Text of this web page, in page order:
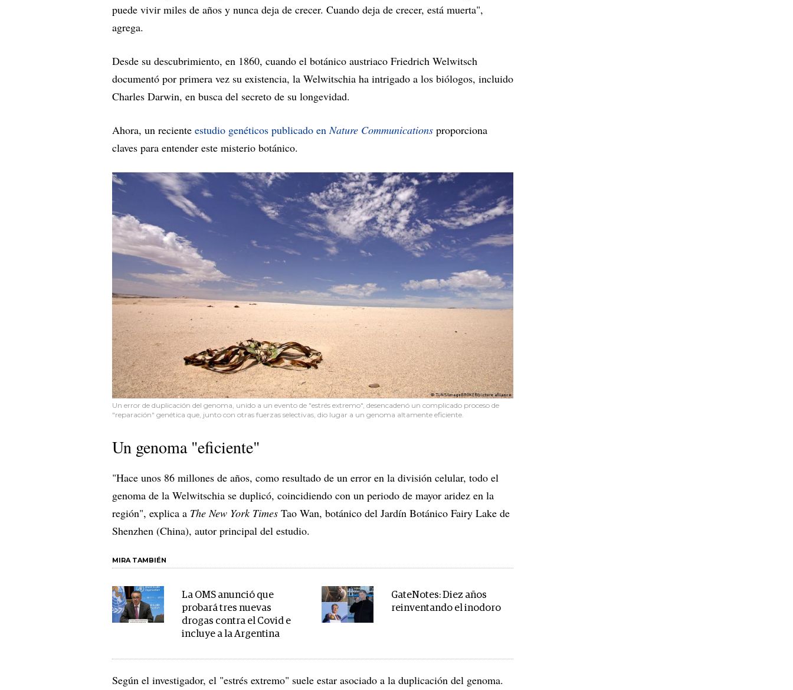
puede vivir miles de años y nunca deja de crecer. Cuando deja de crecer, está muerta",
agrega.
Desde su descubrimiento, en 1860, cuando el botánico austriaco Friedrich Welwitsch
documentó por primera vez su existencia, la Welwitschia ha intrigado a los biólogos, incluido
Charles Darwin, en busca del secreto de su longevidad.
Ahora, un reciente estudio genéticos publicado enNature Communications proporciona
claves para entender este misterio botánico.
Un error de duplicación del genoma, unido a un evento de "estrés extremo", desencadenó un complicado proceso de
"reparación" genética que, junto con otras fuerzas selectivas, dio lugar a un genoma altamente eficiente.
Un genoma "eficiente"
"Hace unos 86 millones de años, como resultado de un error en la división celular, todo el
genoma de la Welwitschia se duplicó, coincidiendo con un periodo de mayor aridez en la
región", explica a The New York Times Tao Wan, botánico del Jardín Botánico Fairy Lake de
Shenzhen (China), autor principal del estudio.
MIRA TAMBIÉN
La OMS anunció que
probará tres nuevas
drogas contra el Covid e
incluye a la Argentina
GateNotes: Diez años
reinventando el inodoro
Según el investigador, el "estrés extremo" suele estar asociado a la duplicación del genoma.